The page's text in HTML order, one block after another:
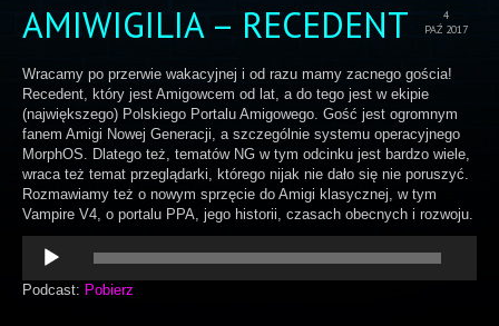
4
PAŹ 2017
AMIWIGILIA – RECEDENT
Wracamy po przerwie wakacyjnej i od razu mamy zacnego gościa!
Recedent, który jest Amigowcem od lat, a do tego jest w ekipie
(największego) Polskiego Portalu Amigowego. Gość jest ogromnym
fanem Amigi Nowej Generacji, a szczególnie systemu operacyjnego
MorphOS. Dlatego też, tematów NG w tym odcinku jest bardzo wiele,
wraca też temat przeglądarki, którego nijak nie dało się nie poruszyć.
Rozmawiamy też o nowym sprzęcie do Amigi klasycznej, w tym
Vampire V4, o portalu PPA, jego historii, czasach obecnych i rozwoju.
Odtwarzacz
plików
dźwiękowych
Podcast: Pobierz